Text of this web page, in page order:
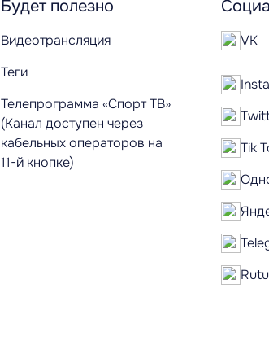
Будет полезно
Видеотрансляция
Теги
Телепрограмма «Спорт ТВ»
(Канал доступен через
кабельных операторов на
11-й кнопке)
VK
Tik